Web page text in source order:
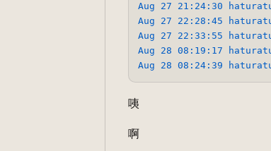
Aug 27 21:24:30
Aug 27 22:28:45
Aug 27 22:33:55
Aug 28 08:19:17
Aug 28 08:24:39
咦
啊